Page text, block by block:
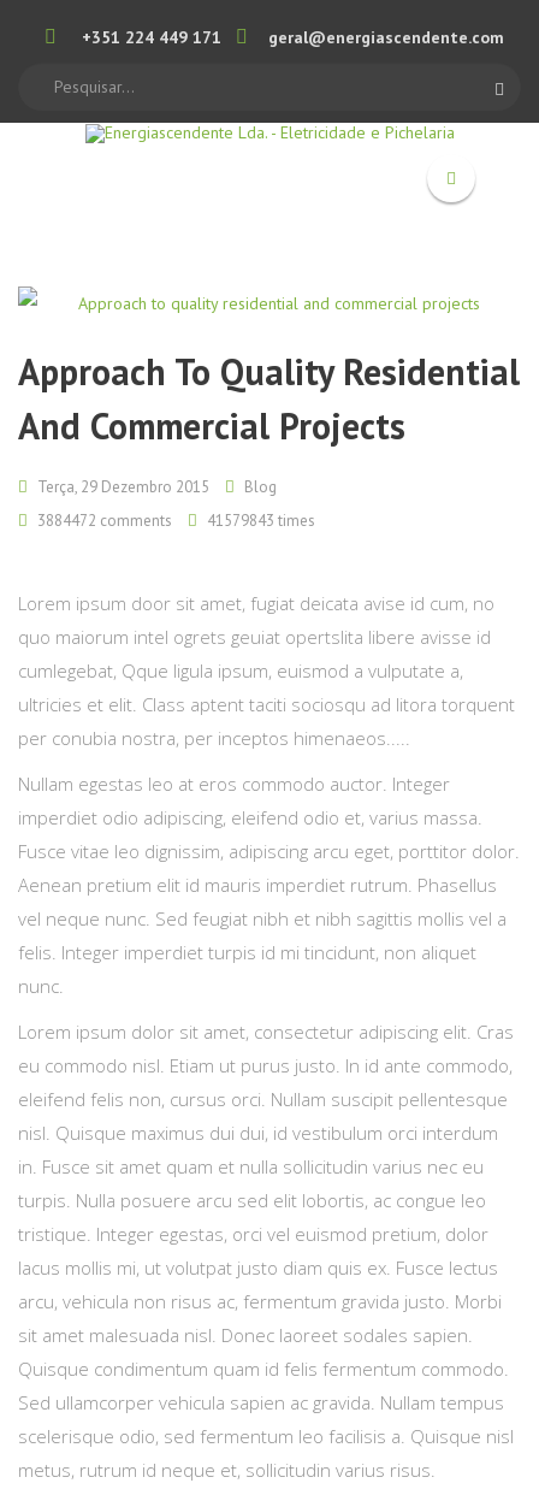
+351 224 449 171 geral@energiascendente.com
Approach To Quality Residential
And Commercial Projects
Terça, 29 Dezembro 2015
Blog
3884472 comments 41579843 times
Lorem ipsum door sit amet, fugiat deicata avise id cum, no
quo maiorum intel ogrets geuiat opertslita libere avisse id
cumlegebat, Qque ligula ipsum, euismod a vulputate a,
ultricies et elit. Class aptent taciti sociosqu ad litora torquent
per conubia nostra, per inceptos himenaeos.....
Nullam egestas leo at eros commodo auctor. Integer
imperdiet odio adipiscing, eleifend odio et, varius massa.
Fusce vitae leo dignissim, adipiscing arcu eget, porttitor dolor.
Aenean pretium elit id mauris imperdiet rutrum. Phasellus
vel neque nunc. Sed feugiat nibh et nibh sagittis mollis vel a
felis. Integer imperdiet turpis id mi tincidunt, non aliquet
nunc.
Lorem ipsum dolor sit amet, consectetur adipiscing elit. Cras
eu commodo nisl. Etiam ut purus justo. In id ante commodo,
eleifend felis non, cursus orci. Nullam suscipit pellentesque
nisl. Quisque maximus dui dui, id vestibulum orci interdum
in. Fusce sit amet quam et nulla sollicitudin varius nec eu
turpis. Nulla posuere arcu sed elit lobortis, ac congue leo
tristique. Integer egestas, orci vel euismod pretium, dolor
lacus mollis mi, ut volutpat justo diam quis ex. Fusce lectus
arcu, vehicula non risus ac, fermentum gravida justo. Morbi
sit amet malesuada nisl. Donec laoreet sodales sapien.
Quisque condimentum quam id felis fermentum commodo.
Sed ullamcorper vehicula sapien ac gravida. Nullam tempus
scelerisque odio, sed fermentum leo facilisis a. Quisque nisl
metus, rutrum id neque et, sollicitudin varius risus.